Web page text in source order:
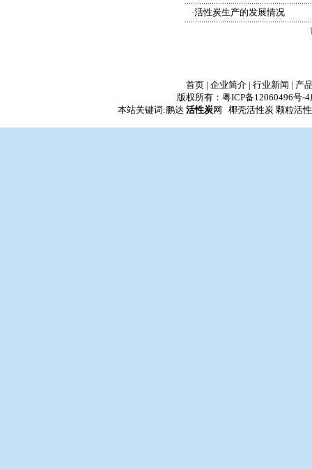
·活性炭生产的发展情况
首页 |企业简介 |行业新闻 | 产
版权所有：粤ICP备12060496号-4
本站关键词:鹏达活性炭网 椰壳活性炭 颗粒活